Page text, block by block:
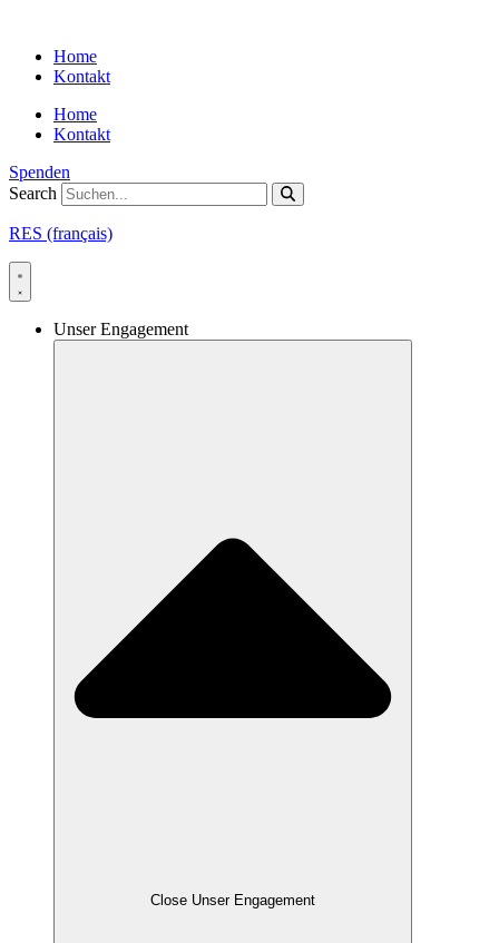
contentHome
Kontakt
Home
Kontakt
Spenden
Search
RES (français)
Unser Engagement
Close Unser Engagement